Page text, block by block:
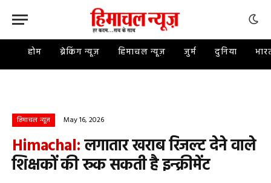
होम ब्रेकिंग न्यूज़ हिमाचल न्यूज़ जुर्म दुनिया
हिमाचल न्यूज़ May 16, 2026
Himachal:लगातार खराब रिजल्ट देने वाले
शिक्षकों की रुक सकती है इन्क्रीमेंट